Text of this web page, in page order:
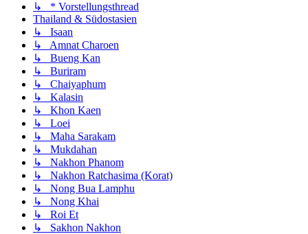
↳ * Vorstellungsthread
Thailand & Südostasien
↳ Isaan
↳ Amnat Charoen
↳ Bueng Kan
↳ Buriram
↳ Chaiyaphum
↳ Kalasin
↳ Khon Kaen
↳ Loei
↳ Maha Sarakam
↳ Mukdahan
↳ Nakhon Phanom
↳ Nakhon Ratchasima (Korat)
↳ Nong Bua Lamphu
↳ Nong Khai
↳ Roi Et
↳ Sakhon Nakhon